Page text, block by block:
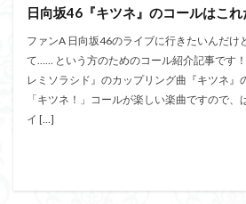
日向坂46『キツネ』のコールはこれ
ファンA 日向坂46のライブに行きたいんだけ
て…… という方のためのコール紹介記事です
レミソラシド』のカップリング曲『キツネ』
「キツネ！」コールが楽しい楽曲ですので、
イ […]